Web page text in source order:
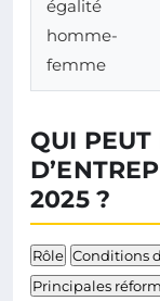
égalité
homme-
femme
QUI PEUT
2025 ?
Rôle Conditions
Principales